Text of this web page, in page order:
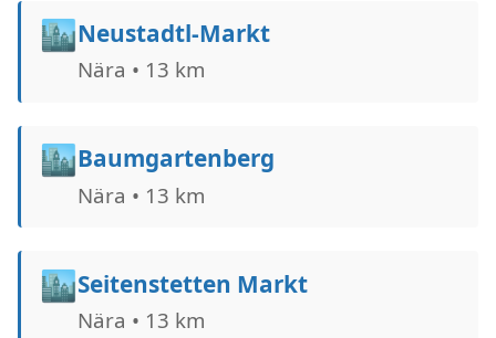
🏙️Neustadtl-Markt
Nära • 13 km
🏙️Baumgartenberg
Nära • 13 km
🏙️Seitenstetten Markt
Nära • 13 km